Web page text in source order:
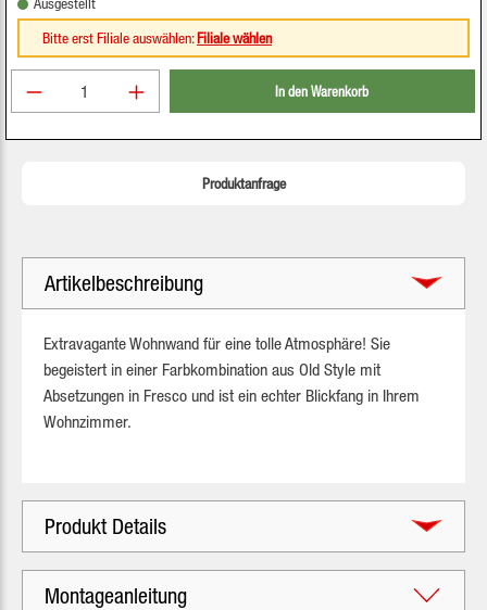
Bitte erst Filiale auswählen:Filiale wählen
Produkt Anzahl: Gib den gewünschten Wert ein
In den Warenkorb
Produktanfrage
Artikelbeschreibung
Extravagante Wohnwand für eine tolle Atmosphäre! Sie
begeistert in einer Farbkombination aus Old Style mit
Absetzungen in Fresco und ist ein echter Blickfang in Ihrem
Wohnzimmer.
Produkt Details
Montageanleitung